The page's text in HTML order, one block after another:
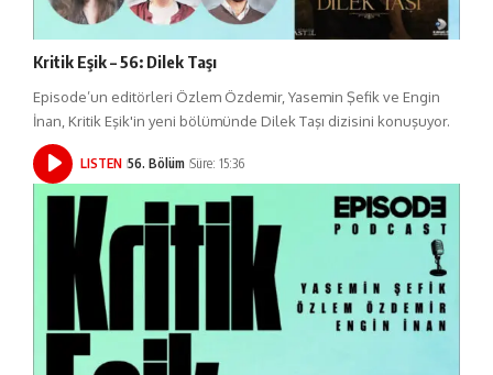
Kritik Eşik – 56: Dilek Taşı
Episode’un editörleri Özlem Özdemir, Yasemin Şefik ve Engin
İnan, Kritik Eşik'in yeni bölümünde Dilek Taşı dizisini konuşuyor.
LISTEN 56. Bölüm Süre: 15:36